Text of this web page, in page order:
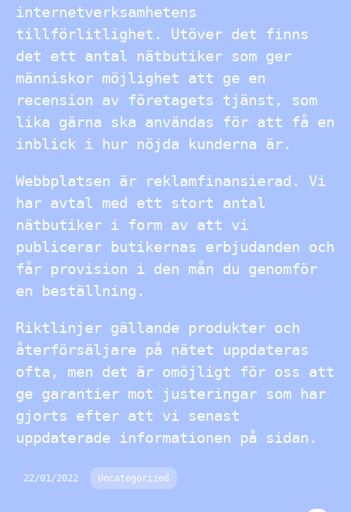
internetverksamhetens
tillförlitlighet. Utöver det finns
det ett antal nätbutiker som ger
människor möjlighet att ge en
recension av företagets tjänst, som
lika gärna ska användas för att få en
inblick i hur nöjda kunderna är.
Webbplatsen är reklamfinansierad. Vi
har avtal med ett stort antal
nätbutiker i form av att vi
publicerar butikernas erbjudanden och
får provision i den mån du genomför
en beställning.
Riktlinjer gällande produkter och
återförsäljare på nätet uppdateras
ofta, men det är omöjligt för oss att
ge garantier mot justeringar som har
gjorts efter att vi senast
uppdaterade informationen på sidan.
22/01/2022 Uncategorized